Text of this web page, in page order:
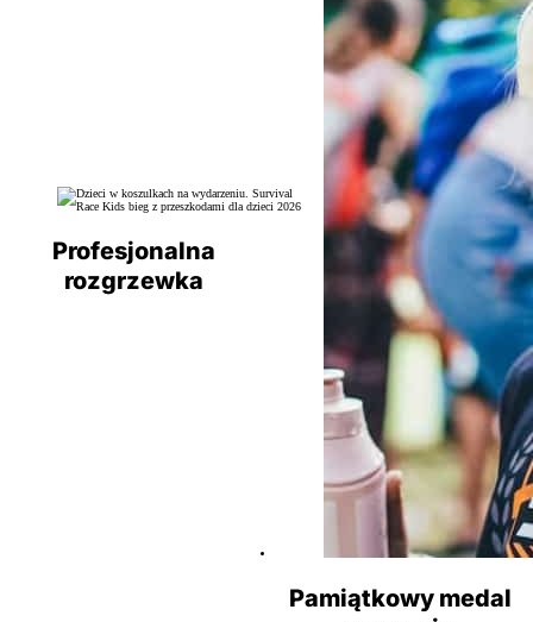
Profesjonalna
rozgrzewka
Pamiątkowy medal